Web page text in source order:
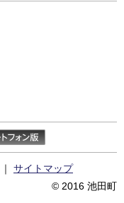
｜ サイトマップ
© 2016 池田町